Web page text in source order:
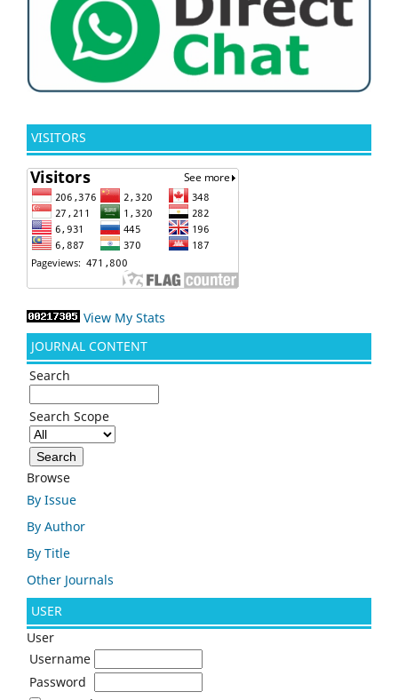
VISITORS
View My Stats
JOURNAL CONTENT
Search
Search Scope
Browse
By Issue
By Author
By Title
Other Journals
USER
User
Username
Password